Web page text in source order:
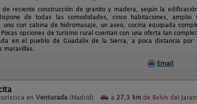
de reciente construcción de granito y madera, según la
de todas las comodidades, cinco habitaciones,
uno con cabina de hidromasaje, un aseo, cocina equipada
opciones de turismo rural cuentan con una oferta tan
en el pueblo de Guadalix de la Sierra, a poca distancia por
maravillas.
Email
en Venturada (Madrid) a 27,3 km de Belvis del